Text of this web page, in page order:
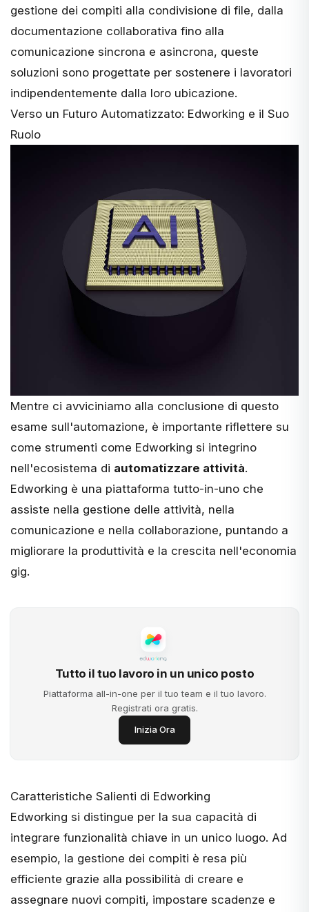
gestione dei compiti alla condivisione di file, dalla
documentazione collaborativa fino alla
comunicazione sincrona e asincrona, queste
soluzioni sono progettate per sostenere i lavoratori
indipendentemente dalla loro ubicazione.
Verso un Futuro Automatizzato: Edworking e il Suo
Ruolo
Mentre ci avviciniamo alla conclusione di questo
esame sull'automazione, è importante riflettere su
come strumenti come Edworking si integrino
nell'ecosistema di automatizzare attività.
Edworking è una piattaforma tutto-in-uno che
assiste nella gestione delle attività, nella
comunicazione e nella collaborazione, puntando a
migliorare la produttività e la crescita nell'economia
gig.
Tutto il tuo lavoro in un unico posto
Piattaforma all-in-one per il tuo team e il tuo lavoro.
Registrati ora gratis.
Inizia Ora
Caratteristiche Salienti di Edworking
Edworking si distingue per la sua capacità di
integrare funzionalità chiave in un unico luogo. Ad
esempio, la gestione dei compiti è resa più
efficiente grazie alla possibilità di creare e
assegnare nuovi compiti, impostare scadenze e